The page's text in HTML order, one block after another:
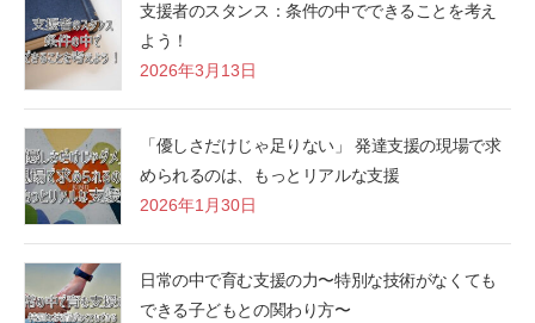
支援者のスタンス：条件の中でできることを考え
よう！
2026年3月13日
「優しさだけじゃ足りない」 発達支援の現場で求
められるのは、もっとリアルな支援
2026年1月30日
日常の中で育む支援の力〜特別な技術がなくても
できる子どもとの関わり方〜